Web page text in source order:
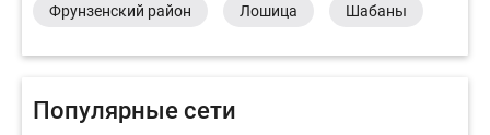
Фрунзенский район Лошица Шабаны
Популярные сети